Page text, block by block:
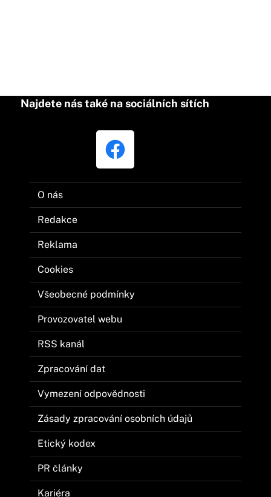
Najdete nás také na sociálních sítích
O nás
Redakce
Reklama
Cookies
Všeobecné podmínky
Provozovatel webu
RSS kanál
Zpracování dat
Vymezení odpovědnosti
Zásady zpracování osobních údajů
Etický kodex
PR články
Kariéra